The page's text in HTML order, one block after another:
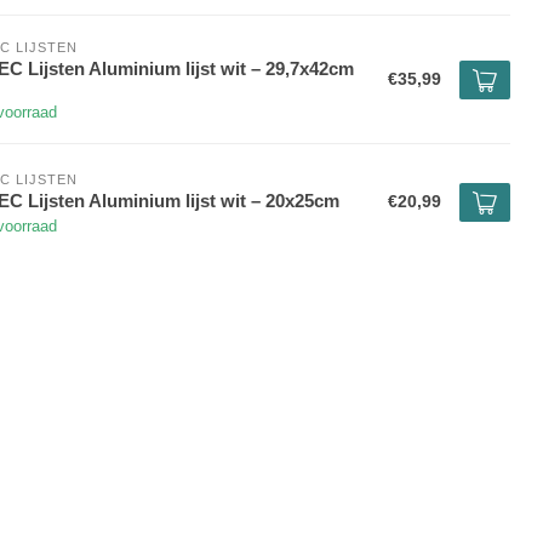
LIJSTEN
Lijsten Aluminium lijst wit – 29,7x42cm €35,99
LIJSTEN
Lijsten Aluminium lijst wit – 20x25cm €20,99